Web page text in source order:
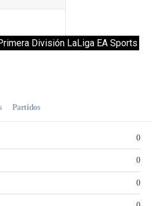
División LaLiga EA Sports